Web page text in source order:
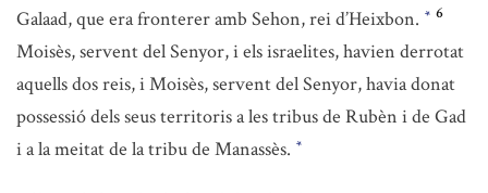
Galaad, que era fronterer amb Sehon, rei d’Heixbon. * 6
Moisès, servent del Senyor, i els israelites, havien derrotat
aquells dos reis, i Moisès, servent del Senyor, havia donat
possessió dels seus territoris a les tribus de Rubèn i de Gad
i a la meitat de la tribu de Manassès. *